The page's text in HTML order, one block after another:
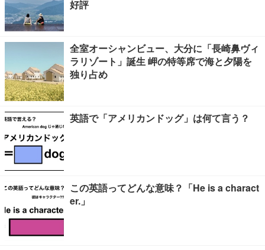
好評
全室オーシャンビュー、大分に「長崎鼻ヴィ
ラリゾート」誕生 岬の特等席で海と夕陽を
独り占め
英語で「アメリカンドッグ」は何て言う？
この英語ってどんな意味？「He is a charact
er.」